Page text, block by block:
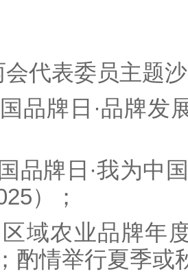
代表委员主题
品牌日·品牌发
品牌日·我为中
）；
域农业品牌年
酌情举行夏季或